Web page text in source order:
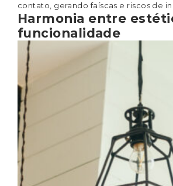
contato, gerando faíscas e riscos de
Harmonia entre
funcionalidade